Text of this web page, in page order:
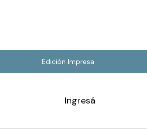
Edición Impresa
Ingresá